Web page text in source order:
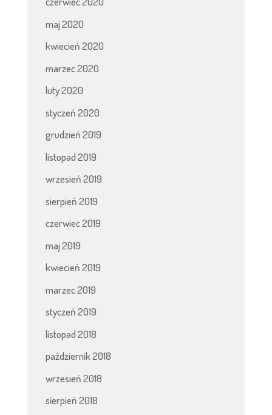
maj 2020
kwiecień 2020
marzec 2020
luty 2020
styczeń 2020
grudzień 2019
listopad 2019
wrzesień 2019
sierpień 2019
czerwiec 2019
maj 2019
kwiecień 2019
marzec 2019
styczeń 2019
listopad 2018
październik 2018
wrzesień 2018
sierpień 2018